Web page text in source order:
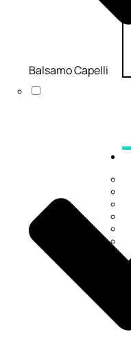
Balsamo Capelli